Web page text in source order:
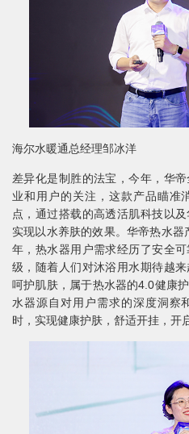
海尔水暖通总经理邹冰洋
差异化是制胜的法宝，今年，华
业和用户的关注，这款产品瞄准
点，通过搭载的高透活肌科技以
实现以水养肤的效果。华帝热水
年，热水器用户需求经历了安全
级，随着人们对沐浴用水期待越
呵护肌肤，属于热水器的4.0健康
水器源自对用户需求的深度洞察
时，实现健康护肤，舒适开挂，开